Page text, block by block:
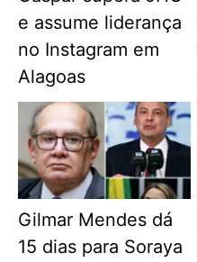
e assume liderança
no Instagram em
Alagoas
Gilmar Mendes dá
15 dias para Soraya